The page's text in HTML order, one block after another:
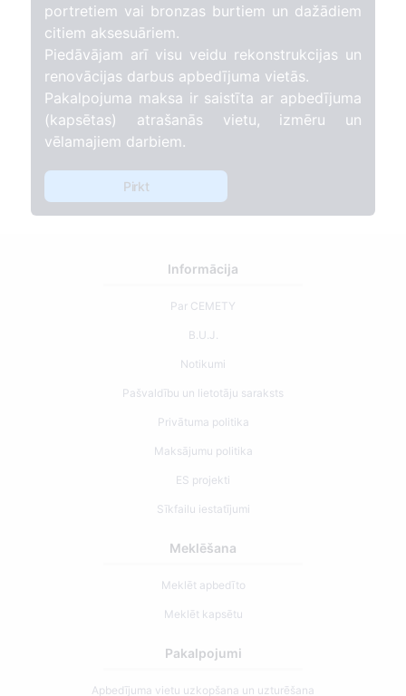
portretiem vai bronzas burtiem un dažādiem
citiem aksesuāriem.
Piedāvājam arī visu veidu rekonstrukcijas un
renovācijas darbus apbedījuma vietās.
Pakalpojuma maksa ir saistīta ar apbedījuma
(kapsētas) atrašanās vietu, izmēru un
vēlamajiem darbiem.
Pirkt
Informācija
Par CEMETY
B.U.J.
Notikumi
Pašvaldību un lietotāju saraksts
Privātuma politika
Maksājumu politika
ES projekti
Sīkfailu iestatījumi
Meklēšana
Meklēt apbedīto
Meklēt kapsētu
Pakalpojumi
Apbedījuma vietu uzkopšana un uzturēšana